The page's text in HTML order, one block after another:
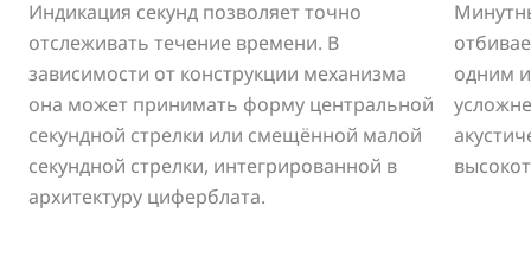
Индикация секунд позволяет точно
отслеживать течение времени. В
зависимости от конструкции механизма
она может принимать форму центральной
секундной стрелки или смещённой малой
секундной стрелки, интегрированной в
архитектуру циферблата.
одним